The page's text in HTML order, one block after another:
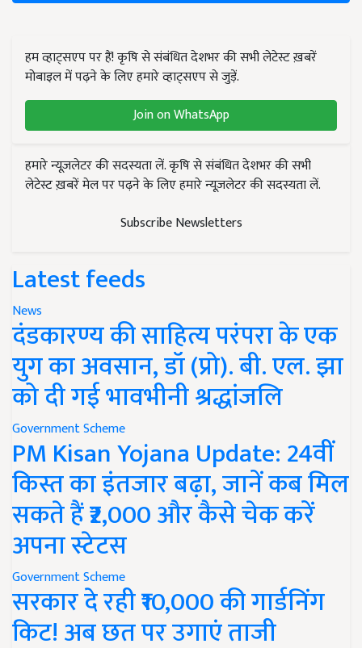
हम व्हाट्सएप पर हैं! कृषि से संबंधित देशभर की सभी लेटेस्ट ख़बरें
मोबाइल में पढ़ने के लिए हमारे व्हाट्सएप से जुड़ें.
Join on WhatsApp
हमारे न्यूज़लेटर की सदस्यता लें. कृषि से संबंधित देशभर की सभी
लेटेस्ट ख़बरें मेल पर पढ़ने के लिए हमारे न्यूज़लेटर की सदस्यता लें.
Subscribe Newsletters
Latest feeds
News
दंडकारण्य की साहित्य परंपरा के एक
युग का अवसान, डॉ (प्रो). बी. एल. झा
को दी गई भावभीनी श्रद्धांजलि
Government Scheme
PM Kisan Yojana Update: 24वीं
किस्त का इंतजार बढ़ा, जानें कब मिल
सकते हैं ₹2,000 और कैसे चेक करें
अपना स्टेटस
Government Scheme
सरकार दे रही ₹10,000 की गार्डनिंग
किट! अब छत पर उगाएं ताजी